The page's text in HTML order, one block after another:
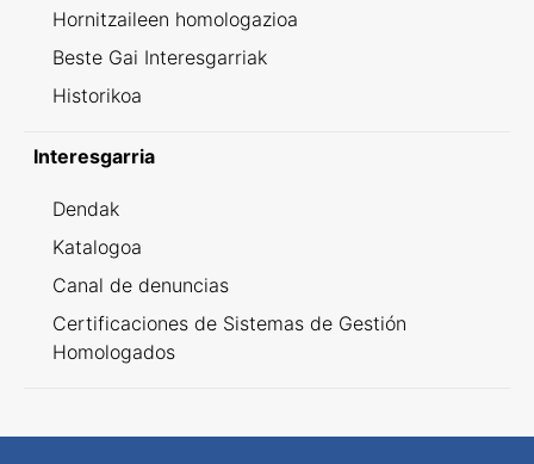
Hornitzaileen homologazioa
Beste Gai Interesgarriak
Historikoa
Interesgarria
Dendak
Katalogoa
Canal de denuncias
Certificaciones de Sistemas de Gestión
Homologados